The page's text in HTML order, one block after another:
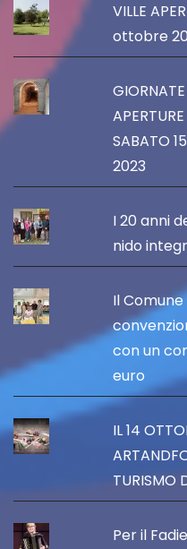
VILLE
ottobre
SABATO
2023
I 20 anni
nido
Il
con un
euro
IL 14
TURISMO
Per il